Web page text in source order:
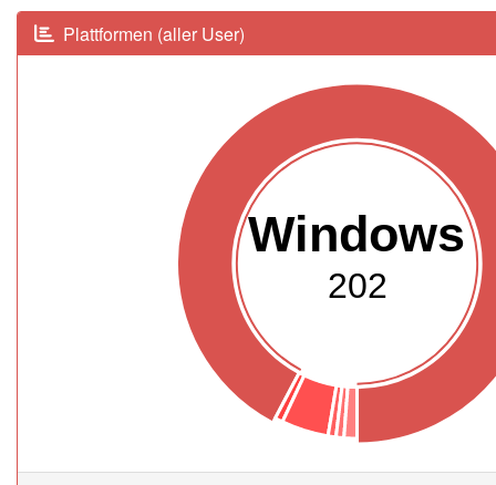
Plattformen (aller User)
Windows
202